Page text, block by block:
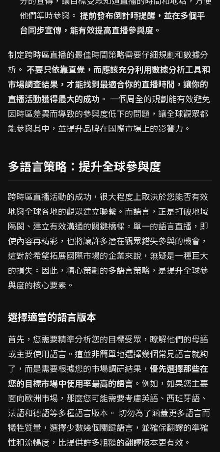
他們準時參與。 提前發布倒計時提醒，並在多個平
台同步宣傳，能有效提高直播參與度。
制定跨時區直播的最佳時間策略需要仔細規劃和數據分
析。 不要只依靠直覺，而應該充分利用數據分析工具和
市場調查結果，才能找到最適合你的直播時間，讓你的
直播活動獲得最大的成功。 一個周全的規劃能有效避免
因時區差異而導致的參與度低下的問題，讓全球觀眾都
能參與其中，並提升品牌在國際市場上的影響力。
多語言策略：提升全球參與度
跨時區直播活動的成功，很大程度上取決於您能否有效
地與全球各地的觀眾建立聯繫。而語言，正是打破地域
隔閡、建立有效溝通的關鍵橋樑。單一的語言直播，即
使內容再精彩，也將讓許多潛在觀眾錯失參與的機會，
這對於希望拓展國際市場的企業來說，無疑是一種巨大
的損失。因此，精心策劃的多語言策略，是提升全球參
與度的核心要素。
選擇適當的語言版本
首先，您需要精準分析您的目標受眾，瞭解他們的母語
或主要使用語言。這並非簡單地選擇幾個常見語言就夠
了，而是需要根據您的市場調研結果， 優先選擇那些在
您的目標市場中使用率最高的語言 。例如，如果您主要
面向歐洲市場，那麼您可能需要考慮英語、西班牙語、
法語和德語等多種語言版本。 切勿為了涵蓋更多語言而
犧牲質量，選擇少數幾個關鍵語言，並確保翻譯的準確
性和流暢度，比提供許多粗糙的翻譯版本更有效。